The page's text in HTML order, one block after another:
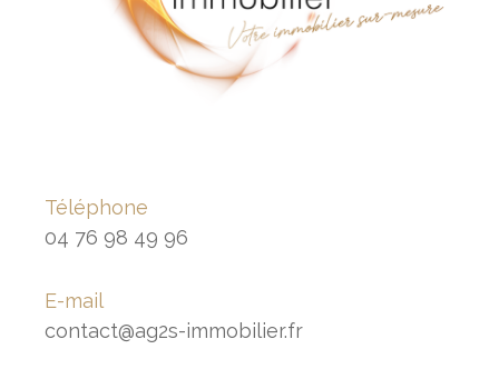
Téléphone
04 76 98 49 96
E-mail
contact@ag2s-immobilier.fr